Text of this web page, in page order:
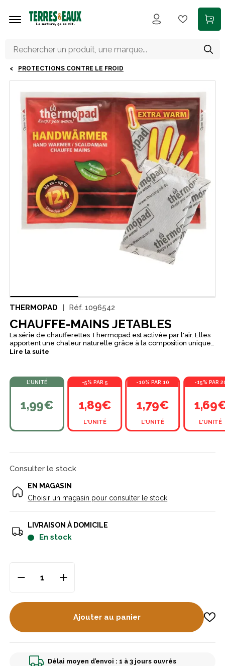
PROTECTIONS CONTRE LE FROID
THERMOPAD Réf. 1096542
CHAUFFE-MAINS JETABLES
La série de chaufferettes Thermopad est activée par l'air. Elles
apportent une chaleur naturelle grâce à la composition unique
du contenu. Elles chauffent jusqu'à 45°C (113°F) et gardent une
ou directement à l'intérieur de poches repose mains.
Lire la suite
L'UNITÉ
1,99€
-5% PAR 5
1,89€
L'UNITÉ
-10% PAR 10
1,79€
L'UNITÉ
-15% PAR
L'UNITÉ
Consulter le stock
EN MAGASIN
Choisir un magasin pour consulter le stock
LIVRAISON À DOMICILE
en stock
Ajouter au panier
Délai moyen d’envoi : 1 à 3 jours ouvrés